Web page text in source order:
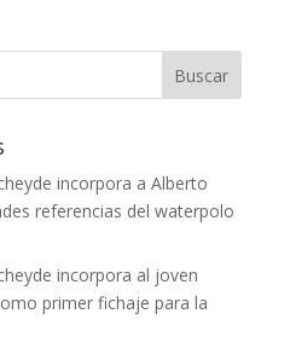
incorpora a Alberto
referencias del waterpolo
incorpora al joven
primer fichaje para la